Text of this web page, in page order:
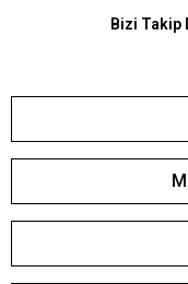
Bizi Takip